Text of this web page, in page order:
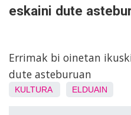
eskaini dute
Errimak bi oinetan
dute asteburuan
KULTURA ELDUAIN